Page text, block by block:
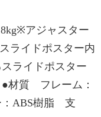
アジャスター
ライドポスター内
ライドポスター
●材質 フレーム：
：ABS樹脂 支